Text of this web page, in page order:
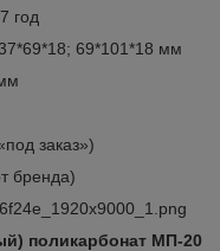
год
69*101*18 мм
заказ»)
бренда)
поликарбонат МП-20